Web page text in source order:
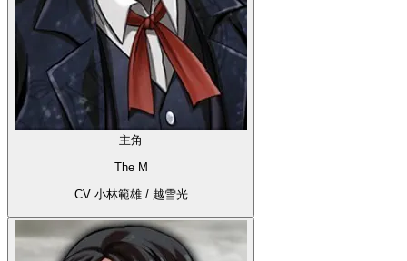
主角
The M
CV 小林範雄 / 越雪光